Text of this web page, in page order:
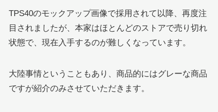
TPS40のモックアップ画像で採用されて以降、再度注
目されましたが、本家はほとんどのストアで売り切れ
状態で、現在入手するのが難しくなっています。
大陸事情ということもあり、商品的にはグレーな商品
ですが紹介のみさせていただきます。